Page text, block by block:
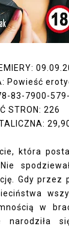
Powieść
83-7900-
STRON: 226
która
Gdy przez
w
narodziła